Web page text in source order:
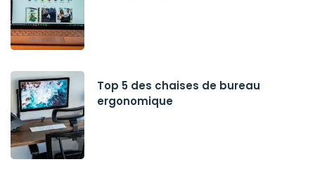
Top 5 des chaises de bureau
ergonomique